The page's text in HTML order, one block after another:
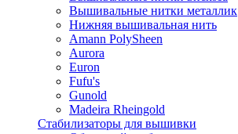
Вышивальные нитки металлик
Нижняя вышивальная нить
Amann PolySheen
Aurora
Euron
Fufu's
Gunold
Madeira Rheingold
Стабилизаторы для вышивки